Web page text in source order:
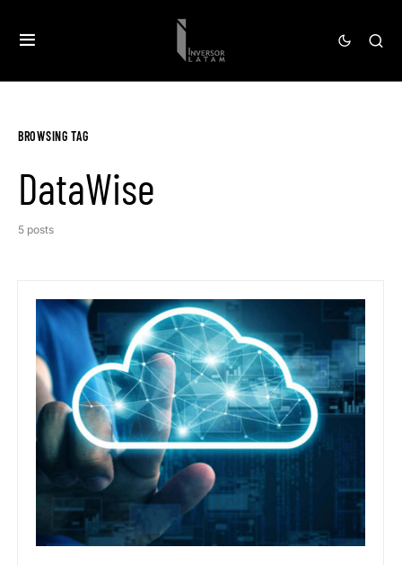
BROWSING TAG
DataWise
5 posts